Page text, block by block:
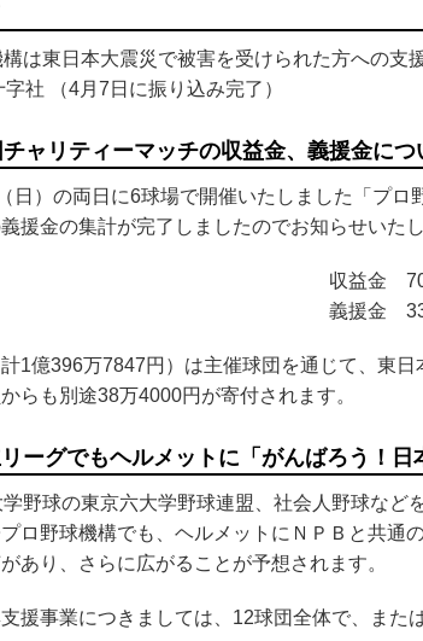
は東日本大震災で被害を受けられた方への支
字社 （4月7日に振り込み完了）
ャリティーマッチの収益金、義援金につ
日）の両日に6球場で開催いたしました「プ
援金の集計が完了しましたのでお知らせいたし
収益金
義援金
1億396万7847円）は主催球団を通じて、東
らも別途38万4000円が寄付されます。
ーグでもヘルメットに「がんばろう！日
野球の東京六大学野球連盟、社会人野球な
ロ野球機構でも、ヘルメットにＮＰＢと共
あり、さらに広がることが予想されます。
援事業につきましては、12球団全体で、ま